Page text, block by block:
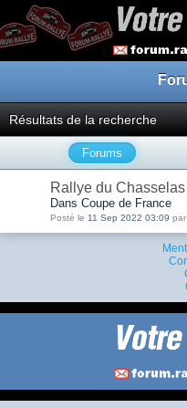
Résultats de la recherche
Forums
Rallye du
Dans Coupe de France
Posté le 11 Sep 2022 03:09